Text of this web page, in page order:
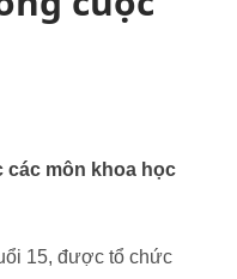
các môn khoa học
15, được tổ chức